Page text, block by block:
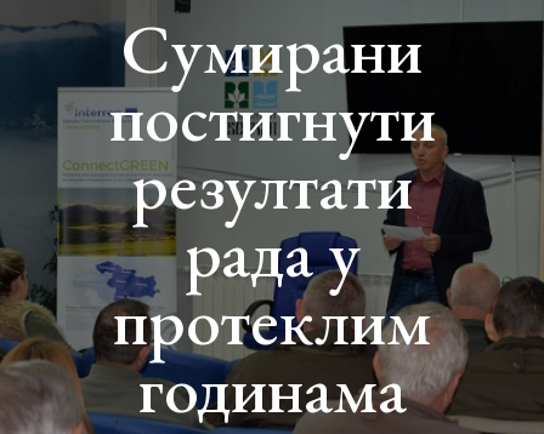
Сумирани
постигнути
резултати
рада у
протеклим
годинама